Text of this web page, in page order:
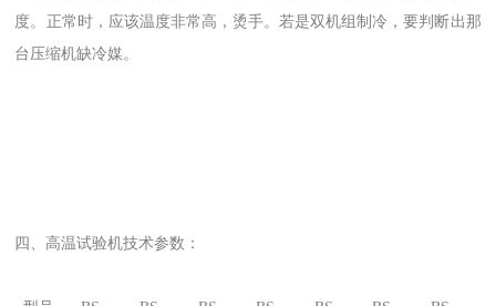
度。正常时，应该温度非常高，烫手。若是双机组制冷，要判断出那
台压缩机缺冷媒。
四、 高温试验机技术参数：